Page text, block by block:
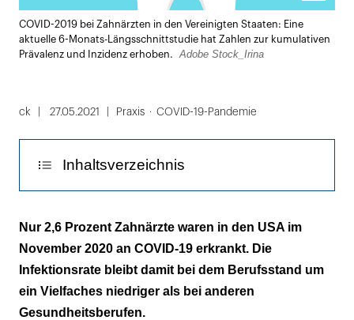
Lightbox
öffnen
COVID-2019 bei Zahnärzten in den Vereinigten Staaten: Eine
aktuelle 6-Monats-Längsschnittstudie hat Zahlen zur kumulativen
Prävalenz und Inzidenz erhoben.
Adobe Stock_Irina
ck 27.05.2021 Praxis COVID-19-Pandemie
Inhaltsverzeichnis
Die Prävalenz der Gesundheitsmitarbeiter
betrug 29 Prozent
Die Einhaltung der Hygienemaßnahmen ist
der Schlüssel
Nur 2,6 Prozent Zahnärzte waren in den USA im
November 2020 an COVID-19 erkrankt. Die
Infektionsrate bleibt damit bei dem Berufsstand um
ein Vielfaches niedriger als bei anderen
Gesundheitsberufen.